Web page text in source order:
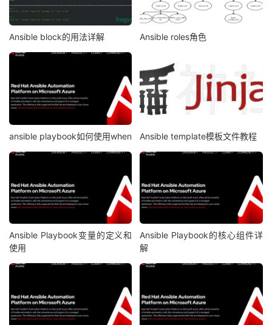
Ansible block的用法详解 Ansible roles角色
ansible playbook如何使用when Ansible template模板文件教程
Ansible Playbook变量的定义和
使用
Ansible Playbook的核心组件详
解